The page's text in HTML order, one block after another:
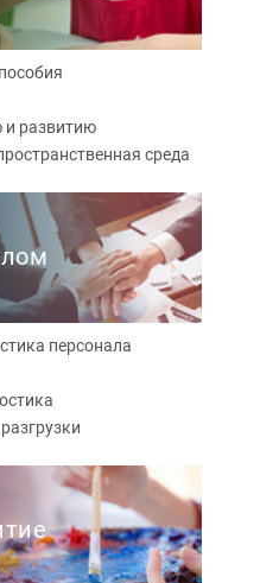
и развитию
среда
персонала